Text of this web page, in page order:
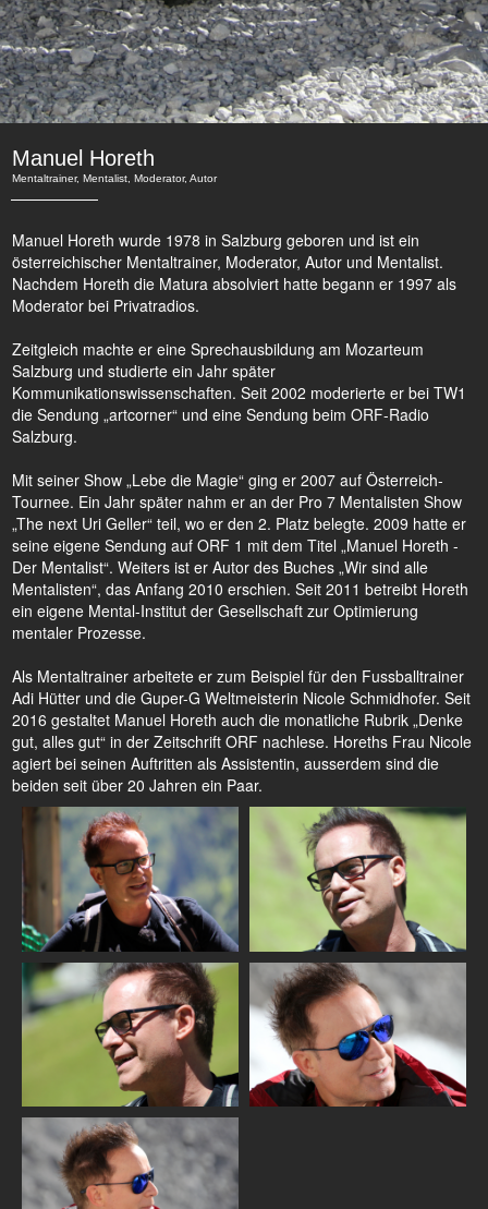
Manuel Horeth
Mentaltrainer, Mentalist, Moderator, Autor
Manuel Horeth wurde 1978 in Salzburg geboren und ist ein
österreichischer Mentaltrainer, Moderator, Autor und Mentalist.
Nachdem Horeth die Matura absolviert hatte begann er 1997 als
Moderator bei Privatradios.
Zeitgleich machte er eine Sprechausbildung am Mozarteum
Salzburg und studierte ein Jahr später
Kommunikationswissenschaften. Seit 2002 moderierte er bei TW1
die Sendung „artcorner“ und eine Sendung beim ORF-Radio
Salzburg.
Mit seiner Show „Lebe die Magie“ ging er 2007 auf Österreich-
Tournee. Ein Jahr später nahm er an der Pro 7 Mentalisten Show
„The next Uri Geller“ teil, wo er den 2. Platz belegte. 2009 hatte er
seine eigene Sendung auf ORF 1 mit dem Titel „Manuel Horeth -
Der Mentalist“. Weiters ist er Autor des Buches „Wir sind alle
Mentalisten“, das Anfang 2010 erschien. Seit 2011 betreibt Horeth
ein eigene Mental-Institut der Gesellschaft zur Optimierung
mentaler Prozesse.
Als Mentaltrainer arbeitete er zum Beispiel für den Fussballtrainer
Adi Hütter und die Guper-G Weltmeisterin Nicole Schmidhofer. Seit
2016 gestaltet Manuel Horeth auch die monatliche Rubrik „Denke
gut, alles gut“ in der Zeitschrift ORF nachlese. Horeths Frau Nicole
agiert bei seinen Auftritten als Assistentin, ausserdem sind die
beiden seit über 20 Jahren ein Paar.